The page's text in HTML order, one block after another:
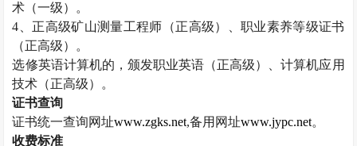
术（一级）。
4 、正高级矿山测量工程师（正高级）、职业素养等级证书
（正高级）。
选修英语计算机的，颁发职业英语（正高级）、计算机应用
技术（正高级）。
证书查询
证书统一查询网址www.zgks.net,备用网址www.jypc.net。
收费标准